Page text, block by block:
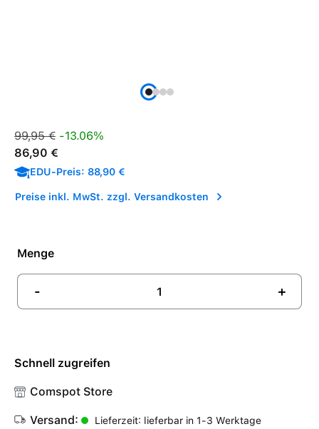
Verkaufspreis:
Regulärer Preis:
99,95 € -13.06%
86,90 €
EDU-Preis: 88,90 €
Preise inkl. MwSt. zzgl. Versandkosten
Menge
- +
Schnell zugreifen
Comspot Store
Versand: Lieferzeit: lieferbar in 1-3 Werktage